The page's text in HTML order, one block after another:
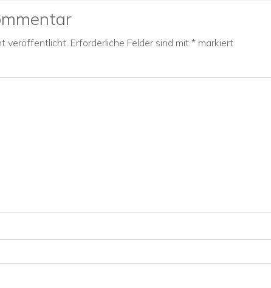
veröffentlicht. Erforderliche Felder sind mit * markiert